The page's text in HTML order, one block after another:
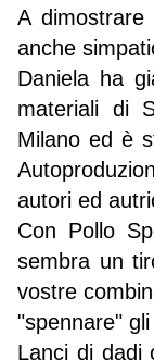
A
anche
Daniela ha
materiali di
Milano ed è
autori ed
Con Pollo
sembra un
vostre
"spennare"
Lanci di dadi